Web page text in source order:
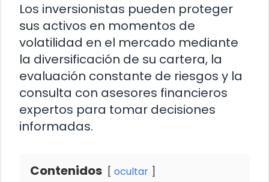
Los inversionistas pueden proteger
sus activos en momentos de
volatilidad en el mercado mediante
la diversificación de su cartera, la
evaluación constante de riesgos y la
consulta con asesores financieros
expertos para tomar decisiones
informadas.
Contenidos ocultar